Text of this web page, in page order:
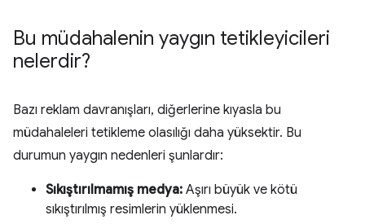
Bu müdahalenin yaygın tetikleyicileri
nelerdir?
Bazı reklam davranışları, diğerlerine kıyasla bu
müdahaleleri tetikleme olasılığı daha yüksektir. Bu
durumun yaygın nedenleri şunlardır:
Sıkıştırılmamış medya: Aşırı büyük ve kötü
sıkıştırılmış resimlerin yüklenmesi.